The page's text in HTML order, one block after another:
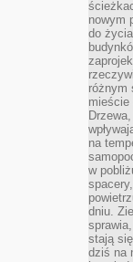
nowym
do
różnym
mieście
na
w
dniu.
stają
dziś na